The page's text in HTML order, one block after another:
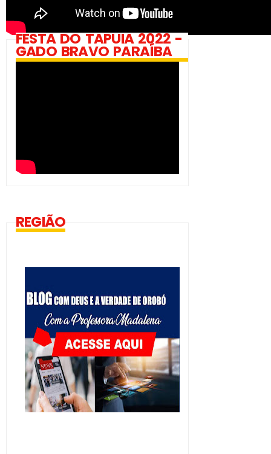
FESTA DO TAPUIA 2022 -
GADO BRAVO PARAÍBA
REGIÃO